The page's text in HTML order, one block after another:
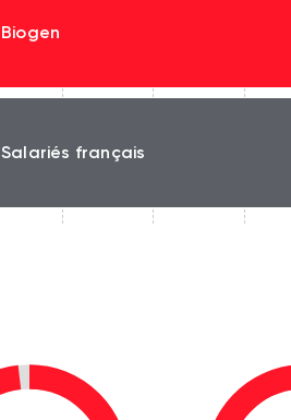
Biogen
Salariés français